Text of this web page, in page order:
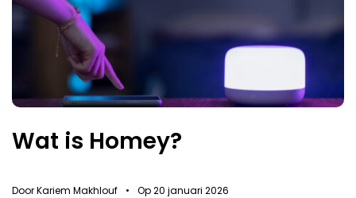
Wat is Homey?
DoorKariem Makhlouf • Op20 januari 2026